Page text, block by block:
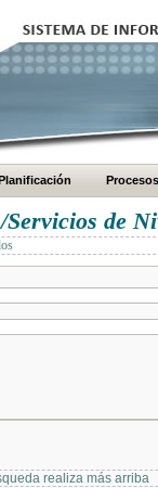
Procesos
Servicios de
realiza más arriba